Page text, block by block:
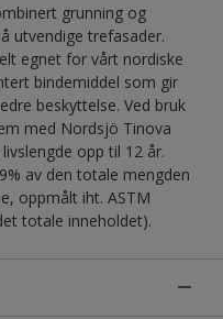
grunning og
utvendige trefasader.
egnet for vårt nordiske
bindemiddel som gir
beskyttelse. Ved bruk
med Nordsjö Tinova
opp til 12 år.
av den totale mengden
oppmålt iht. ASTM
totale inneholdet).